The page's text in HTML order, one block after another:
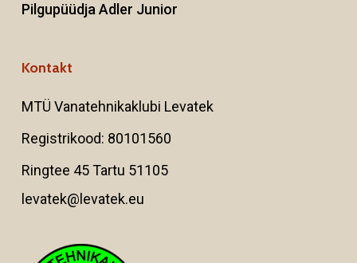
Pilgupüüdja Adler Junior
Kontakt
MTÜ Vanatehnikaklubi Levatek
Registrikood: 80101560
Ringtee 45 Tartu 51105
levatek@levatek.eu